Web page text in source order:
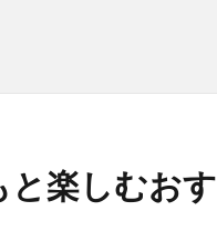
楽しむおす